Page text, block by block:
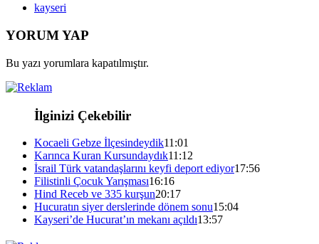
kayseri
YORUM YAP
Bu yazı yorumlara kapatılmıştır.
İlginizi Çekebilir
Kocaeli Gebze İlçesindeydik11:01
Karınca Kuran Kursundaydık11:12
İsrail Türk vatandaşlarını keyfi deport ediyor17:56
Filistinli Çocuk Yarışması16:16
Hind Receb ve 335 kurşun20:17
Hucuratın siyer derslerinde dönem sonu15:04
Kayseri’de Hucurat’ın mekanı açıldı13:57